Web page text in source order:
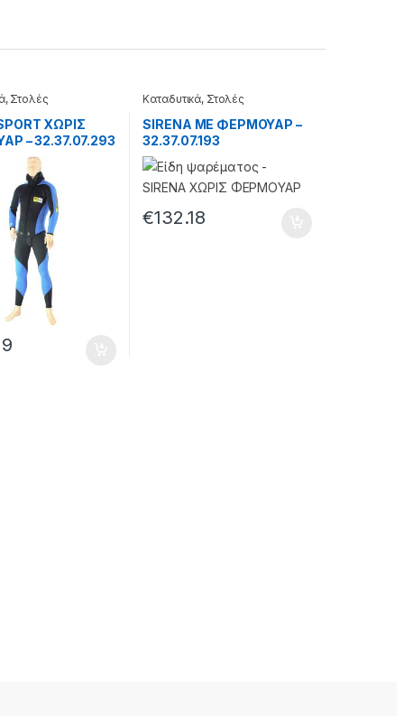
, Στολές
ΧΩΡΙΣ
– 32.37.07.293
Καταδυτικά, Στολές
SIRENA ΜΕ ΦΕΡΜΟΥΑΡ –
32.37.07.193
€132.18